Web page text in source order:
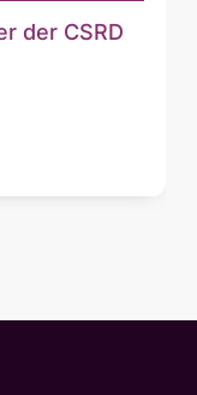
der CSRD